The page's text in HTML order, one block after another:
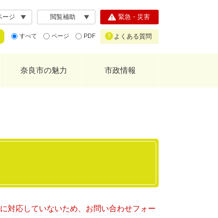
ージ 閲覧補助
すべて ページ PDF
緊急・災害
よくある質問
奈良市の魅力 市政情報
対応していないため、お問い合わせフォー